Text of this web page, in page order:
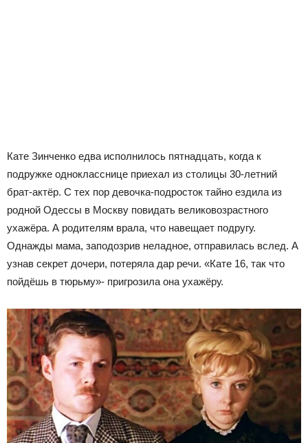
Кате Зинченко едва исполнилось пятнадцать, когда к
подружке однокласснице приехал из столицы 30-летний
брат-актёр. С тех пор девочка-подросток тайно ездила из
родной Одессы в Москву повидать великовозрастного
ухажёра. А родителям врала, что навещает подругу.
Однажды мама, заподозрив неладное, отправилась вслед. А
узнав секрет дочери, потеряла дар речи. «Кате 16, так что
пойдёшь в тюрьму»- пригрозила она ухажёру.